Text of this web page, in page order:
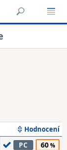
Hodnocení
PC 60